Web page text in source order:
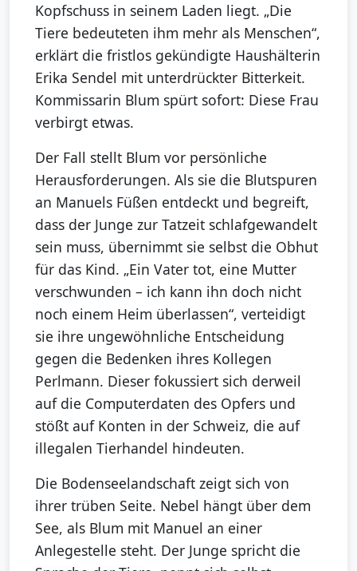
Kopfschuss in seinem Laden liegt. „Die
Tiere bedeuteten ihm mehr als Menschen“,
erklärt die fristlos gekündigte Haushälterin
Erika Sendel mit unterdrückter Bitterkeit.
Kommissarin Blum spürt sofort: Diese Frau
verbirgt etwas.
Der Fall stellt Blum vor persönliche
Herausforderungen. Als sie die Blutspuren
an Manuels Füßen entdeckt und begreift,
dass der Junge zur Tatzeit schlafgewandelt
sein muss, übernimmt sie selbst die Obhut
für das Kind. „Ein Vater tot, eine Mutter
verschwunden – ich kann ihn doch nicht
noch einem Heim überlassen“, verteidigt
sie ihre ungewöhnliche Entscheidung
gegen die Bedenken ihres Kollegen
Perlmann. Dieser fokussiert sich derweil
auf die Computerdaten des Opfers und
stößt auf Konten in der Schweiz, die auf
illegalen Tierhandel hindeuten.
Die Bodenseelandschaft zeigt sich von
ihrer trüben Seite. Nebel hängt über dem
See, als Blum mit Manuel an einer
Anlegestelle steht. Der Junge spricht die